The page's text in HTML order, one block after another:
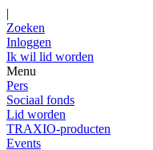
|
Zoeken
Inloggen
Ik wil lid worden
Menu
Pers
Sociaal fonds
Lid worden
TRAXIO-producten
Events